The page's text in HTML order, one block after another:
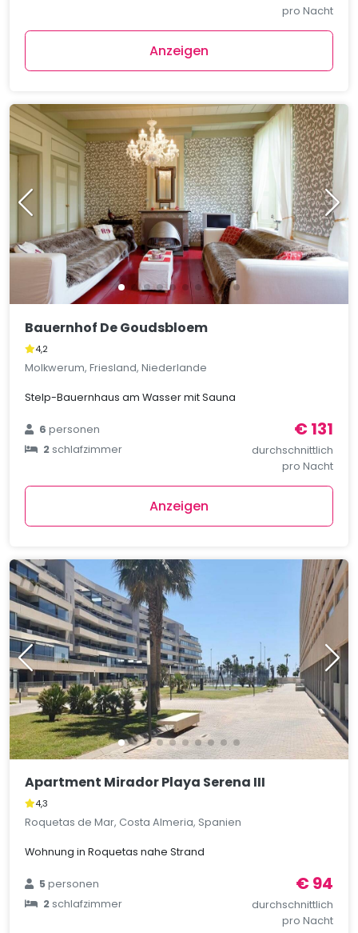
pro Nacht
Anzeigen
Bauernhof De Goudsbloem
4,2
Molkwerum, Friesland, Niederlande
Stelp-Bauernhaus am Wasser mit Sauna
6personen
2schlafzimmer
€ 131
durchschnittlich
pro Nacht
Anzeigen
Apartment Mirador Playa Serena III
4,3
Roquetas de Mar, Costa Almeria, Spanien
Wohnung in Roquetas nahe Strand
5personen
2schlafzimmer
€ 94
durchschnittlich
pro Nacht